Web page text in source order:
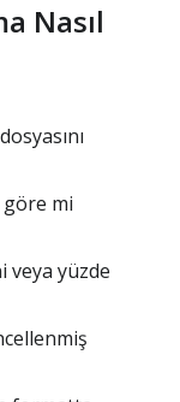
Nasıl
mi
veya yüzde